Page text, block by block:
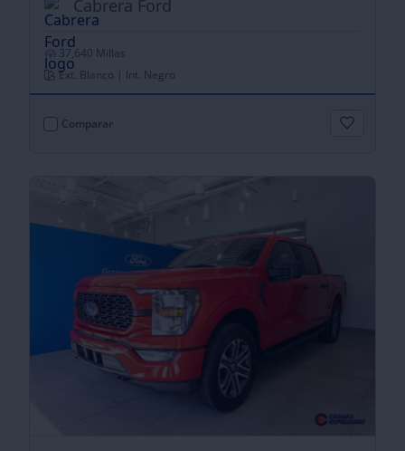
Cabrera Ford
37,640 Millas
Ext. Blanco | Int. Negro
Comparar